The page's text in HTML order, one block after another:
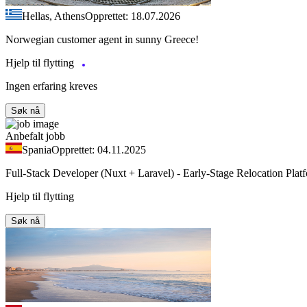
Hellas, AthensOpprettet: 18.07.2026
Norwegian customer agent in sunny Greece!
Hjelp til flytting
Ingen erfaring kreves
Søk nå
Anbefalt jobb
SpaniaOpprettet: 04.11.2025
Full-Stack Developer (Nuxt + Laravel) - Early-Stage Relocation
Hjelp til flytting
Søk nå